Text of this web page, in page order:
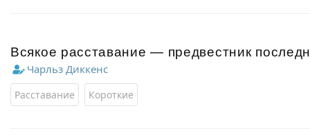
Всякое расставание — предвестник
Чарльз Диккенс
Расставание Короткие